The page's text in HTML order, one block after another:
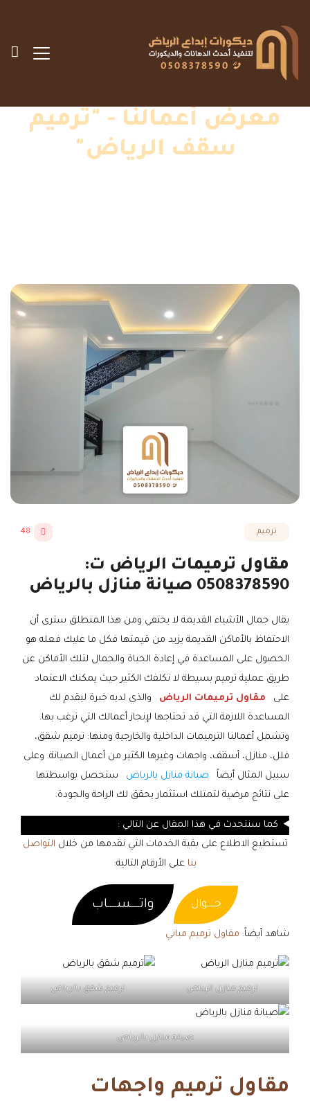
معرض أعمالنا - "ترميم
سقف الرياض"
ترميم 48
مقاول ترميمات الرياض ت:
0508378590 صيانة منازل بالرياض
يقال جمال الأشياء القديمة لا يختفي ومن هذا المنطلق سترى أن
الاحتفاظ بالأماكن القديمة يزيد من قيمتها فكل ما عليك فعله هو
الحصول على المساعدة في إعادة الحياة والجمال لتلك الأماكن عن
طريق عملية ترميم بسيطة لا تكلفك الكثير حيث يمكنك الاعتماد
على
مقاول ترميمات الرياض
والذي لديه خبرة ليقدم لك
المساعدة اللازمة التي قد تحتاجها لإنجاز أعمالك التي ترغب بها.
وتشمل أعمالنا الترميمات الداخلية والخارجية ومنها: ترميم شقق،
فلل، منازل، أسقف، واجهات وغيرها الكثير من أعمال الصيانة. وعلى
سبيل المثال أيضاً
صيانة منازل بالرياض
ستحصل بواسطتها
على نتائج مرضية لتمتلك استثمار يحقق لك الراحة والجودة.
كما سنتحدث في هذا المقال عن التالي :
تستطيع الاطلاع على بقية الخدمات التي نقدمها من خلال التواصل
بنا على الأرقام التالية:
جـــــوال واتــــســــاب
شاهد أيضاً: مقاول ترميم مباني
ترميم منازل الرياض ترميم شقق بالرياض
صيانة منازل بالرياض
مقاول ترميم واجهات